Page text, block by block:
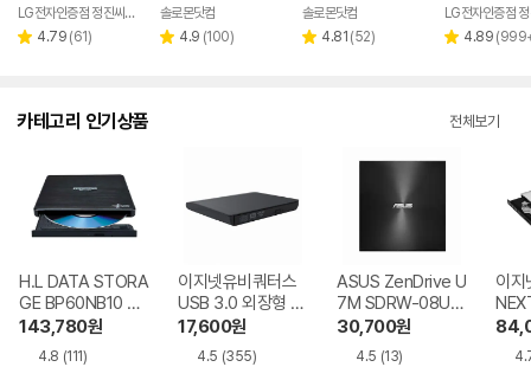
LG전자인증점 정진씨앤에스
별 4.79 리
(61)
페이
솔로몬닷컴
별 4.9 리
(100)
페이
솔로몬닷컴
별 4.81 리
(52)
별 4.89 리
(
카테고리 인기상품 전체보기
H.L DATA STORA
GE BP60NB10 블
루레이 외장ODD
143,780원
4.8 (111)
이지넷유비쿼터스
USB 3.0 외장형 D
VD-RW NEXT-20
0DVD-RW
17,600원
4.5 (355)
ASUS ZenDrive U
7M SDRW-08U7
M-U-B
30,700원
4.5 (13)
이지
BR